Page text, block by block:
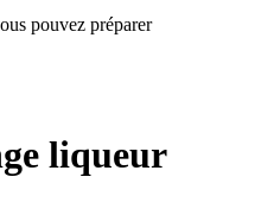
pouvez préparer
liqueur